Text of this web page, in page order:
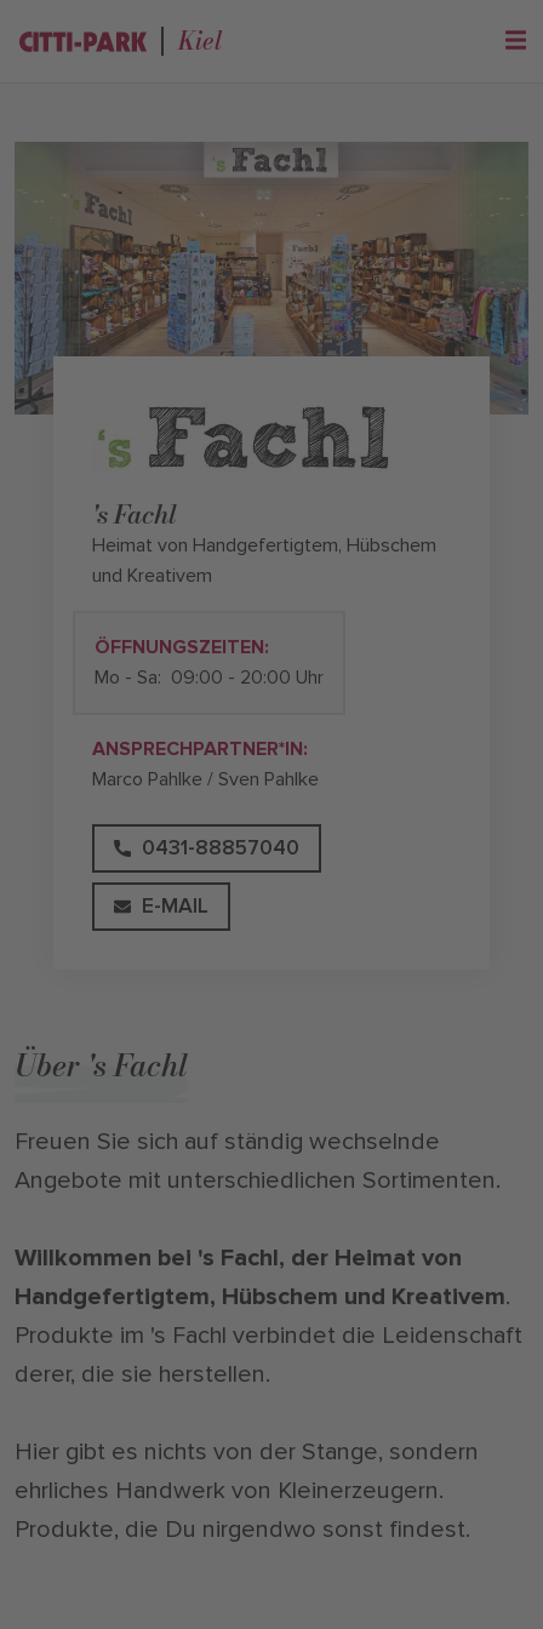
Kiel
's Fachl
Heimat von Handgefertigtem, Hübschem
und Kreativem
ÖFFNUNGSZEITEN:
Mo - Sa: 09:00 - 20:00 Uhr
ANSPRECHPARTNER*IN:
Marco Pahlke / Sven Pahlke
0431-88857040
E-MAIL
Über 's Fachl
Freuen Sie sich auf ständig wechselnde
Angebote mit unterschiedlichen Sortimenten.
Willkommen bei 's Fachl, der Heimat von
Handgefertigtem, Hübschem und Kreativem.
Produkte im 's Fachl verbindet die Leidenschaft
derer, die sie herstellen.
Hier gibt es nichts von der Stange, sondern
ehrliches Handwerk von Kleinerzeugern.
Produkte, die Du nirgendwo sonst findest.